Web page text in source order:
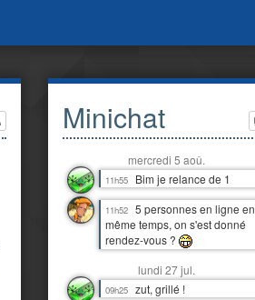
Minichat
mercredi 5 aoû.
11h55 Bim je relance de 1
11h52
5 personnes en ligne en
même temps, on s'est donné
rendez-vous ?
lundi 27 jul.
09h25 zut, grillé !